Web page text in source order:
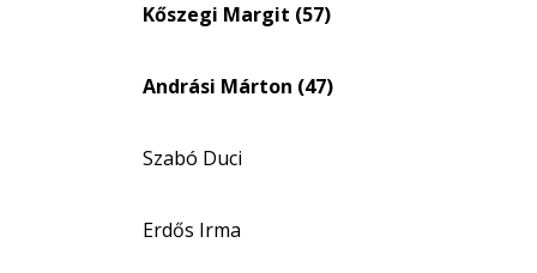
Kőszegi Margit (57)
Andrási Márton (47)
Szabó Duci
Erdős Irma